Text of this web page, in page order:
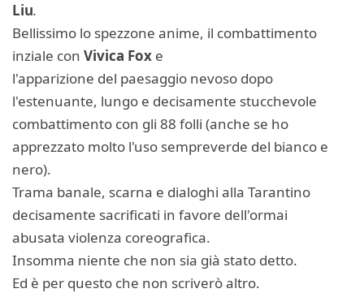
Liu.
Bellissimo lo spezzone anime, il combattimento
inziale con Vivica Fox e
l'apparizione del paesaggio nevoso dopo
l'estenuante, lungo e decisamente stucchevole
combattimento con gli 88 folli (anche se ho
apprezzato molto l'uso sempreverde del bianco e
nero).
Trama banale, scarna e dialoghi alla Tarantino
decisamente sacrificati in favore dell'ormai
abusata violenza coreografica.
Insomma niente che non sia già stato detto.
Ed è per questo che non scriverò altro.